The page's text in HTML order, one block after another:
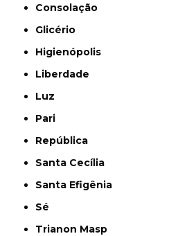
Consolação
Glicério
Higienópolis
Liberdade
Luz
Pari
República
Santa Cecília
Santa Efigênia
Sé
Trianon Masp